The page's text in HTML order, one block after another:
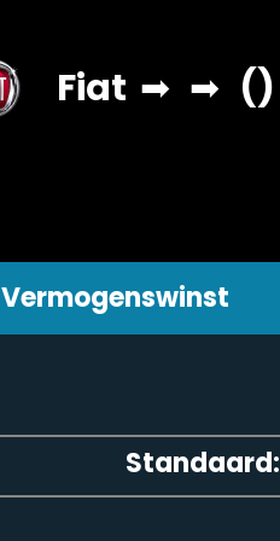
Fiat ➡ ➡ ()
Vermogenswinst
Standaard: